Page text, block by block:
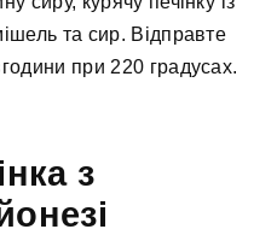
та сир. Відправте
при 220 градусах.
з